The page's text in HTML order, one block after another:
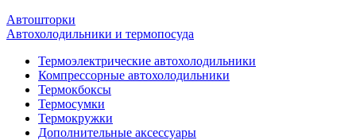
Автошторки
Автохолодильники и термопосуда
Термоэлектрические автохолодильники
Компрессорные автохолодильники
Термокбоксы
Термосумки
Термокружки
Дополнительные аксессуары